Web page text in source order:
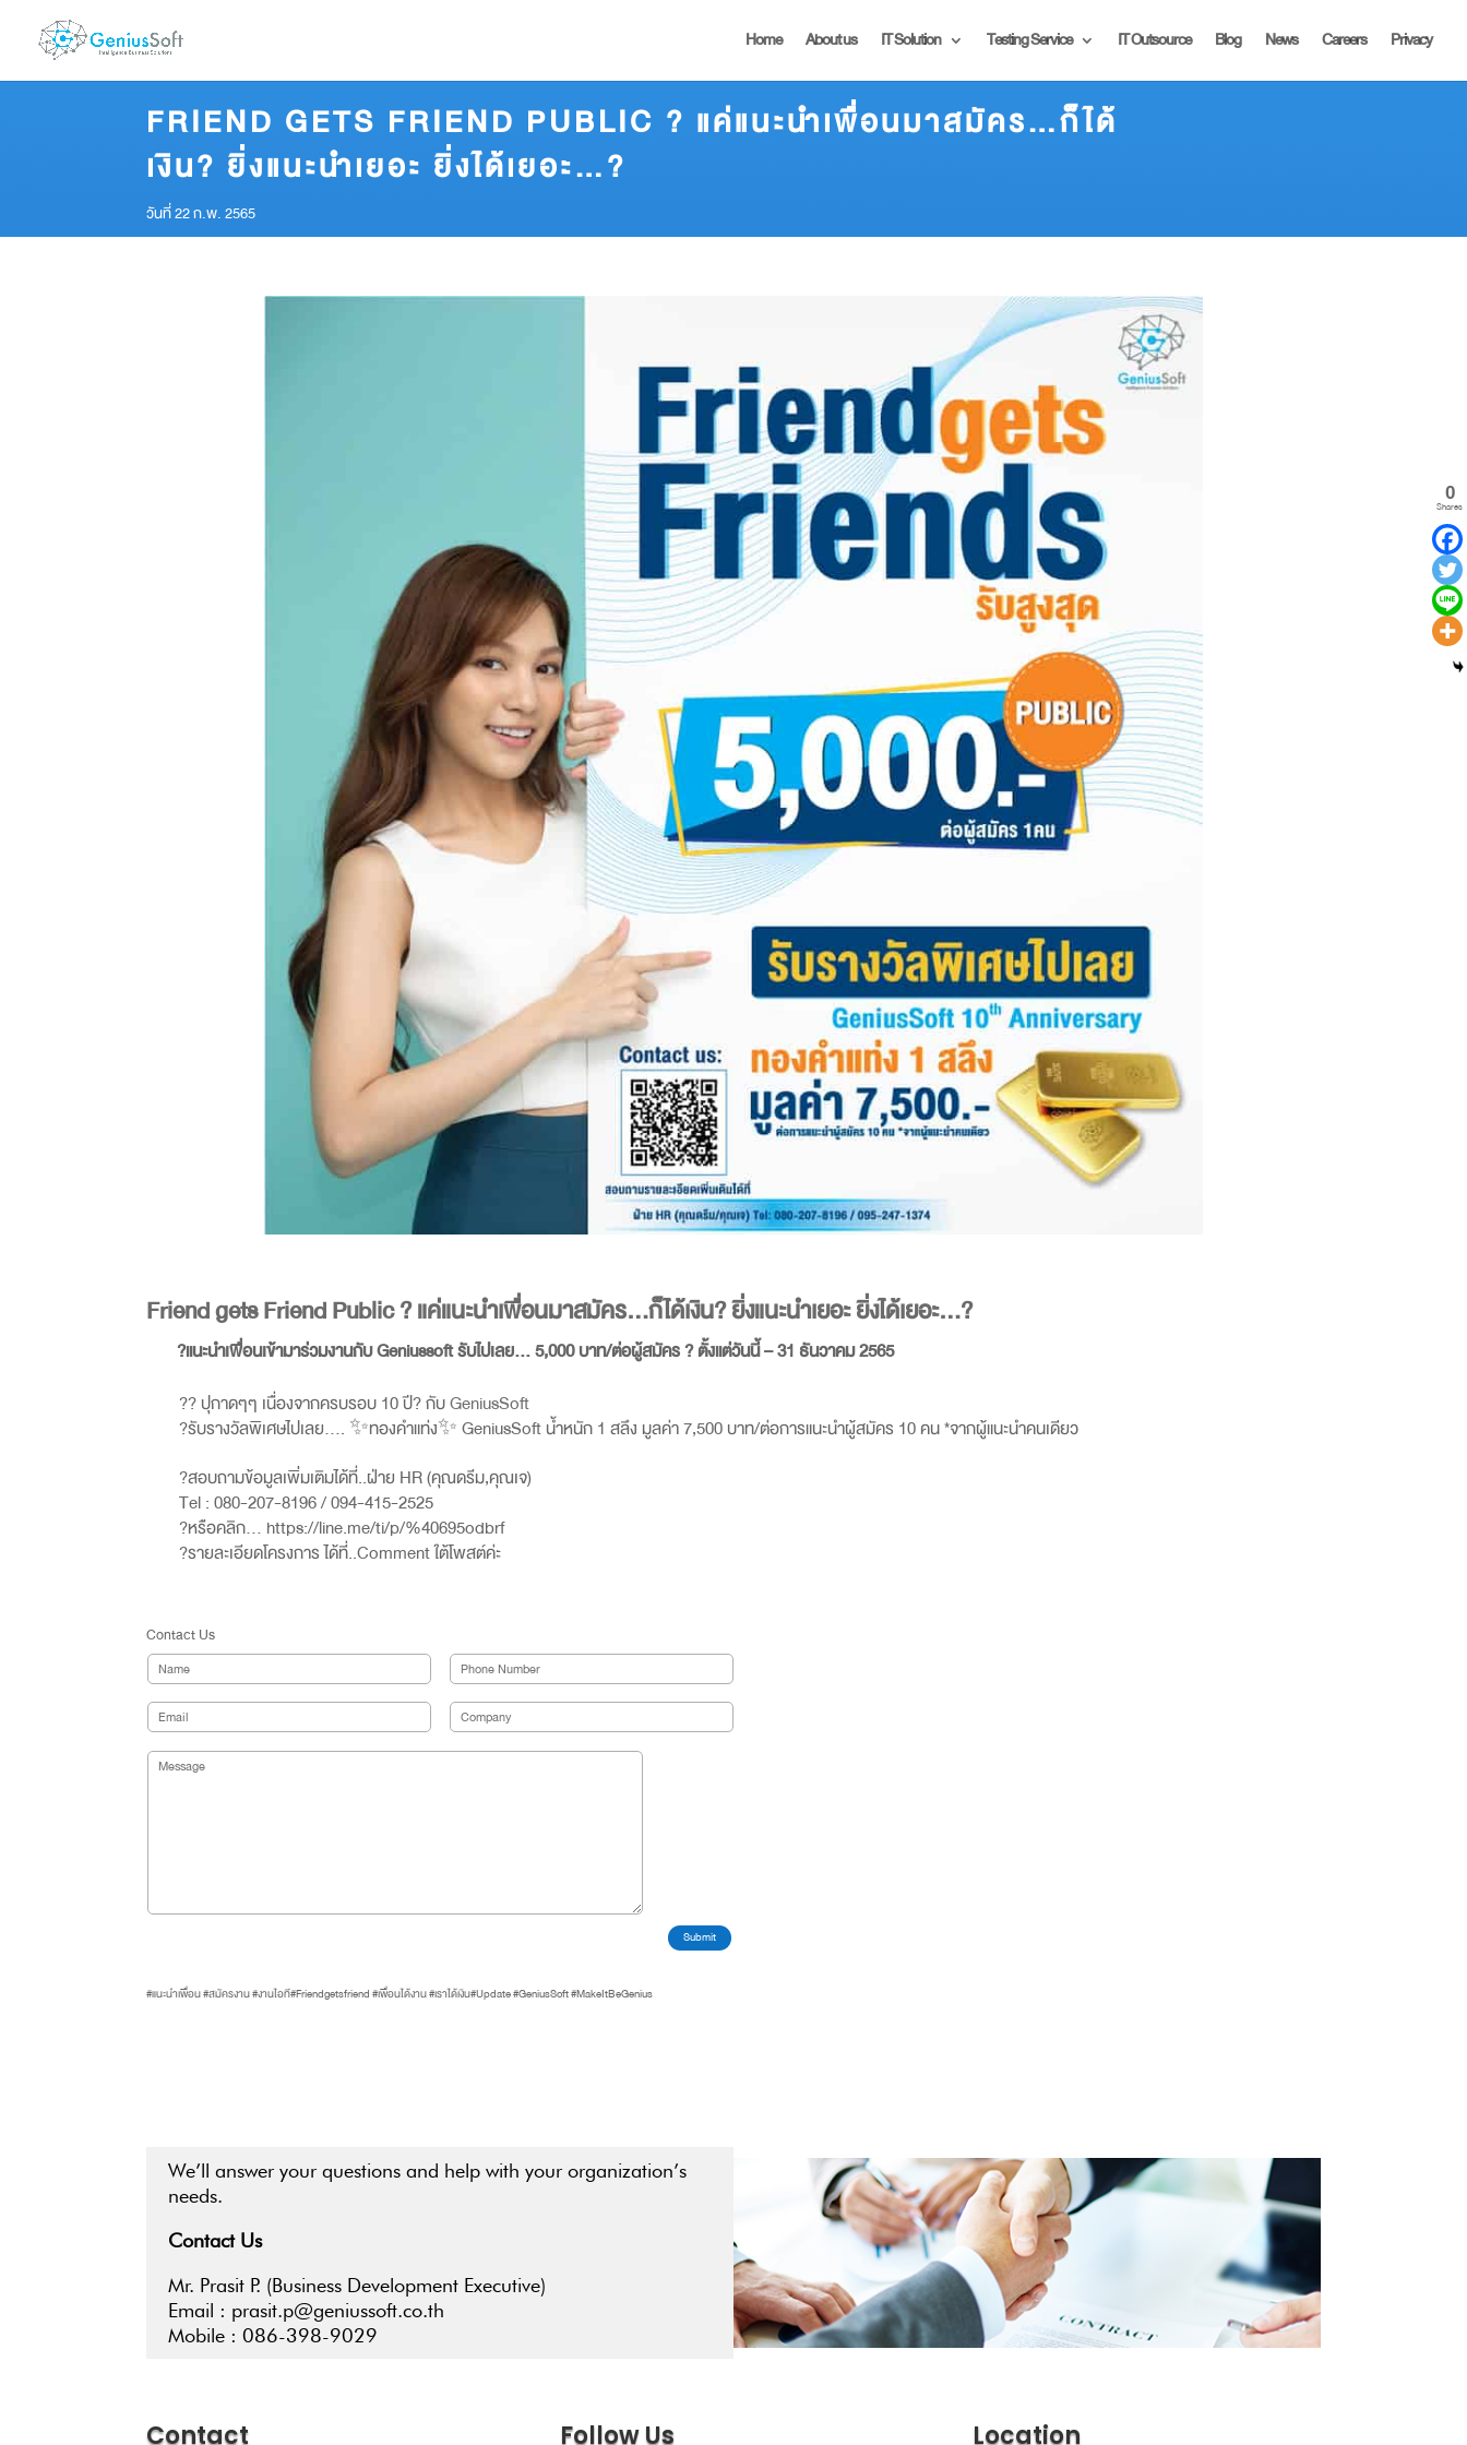
Home About us IT Solution Testing Service IT Outsource Blog News Careers Privacy
FRIEND GETS FRIEND PUBLIC ? แค่แนะนำเพื่อนมาสมัคร…ก็ได้
เงิน? ยิ่งแนะนำเยอะ ยิ่งได้เยอะ…?
วันที่ 22 ก.พ. 2565
Friend gets Friend Public ? แค่แนะนำเพื่อนมาสมัคร…ก็ได้เงิน? ยิ่งแนะนำเยอะ ยิ่งได้เยอะ…?
?แนะนำเพื่อนเข้ามาร่วมงานกับ Geniussoft รับไปเลย… 5,000 บาท/ต่อผู้สมัคร ? ตั้งแต่วันนี้ – 31 ธันวาคม 2565
?? ปุกาดๆๆ เนื่องจากครบรอบ 10 ปี? กับGeniusSoft
?รับรางวัลพิเศษไปเลย…. ✨ทองคำแท่ง✨ GeniusSoft น้ำหนัก 1 สลึง มูลค่า 7,500 บาท/ต่อการแนะนำผู้สมัคร 10 คน *จากผู้แนะนำคนเดียว
?สอบถามข้อมูลเพิ่มเติมได้ที่..ฝ่าย HR (คุณดรีม,คุณเจ)
Tel : 080-207-8196 / 094-415-2525
?หรือคลิก… https://line.me/ti/p/%40695odbrf
?รายละเอียดโครงการ ได้ที่..Comment ใต้โพสต์ค่ะ
Contact Us
Submit
#แนะนำเพื่อน #สมัครงาน #งานไอที#Friendgetsfriend #เพื่อนได้งาน #เราได้เงิน#Update #GeniusSoft #MakeItBeGenius
We’ll answer your questions and help with your organization’s
needs.
Contact Us
Mr. Prasit P. (Business Development Executive)
Email : prasit.p@geniussoft.co.th
Mobile : 086-398-9029
Contact Follow Us Location
0
Shares